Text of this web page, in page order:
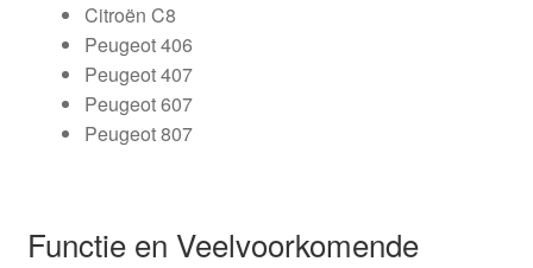
Citroën C8
Peugeot 406
Peugeot 407
Peugeot 607
Peugeot 807
Functie en Veelvoorkomende